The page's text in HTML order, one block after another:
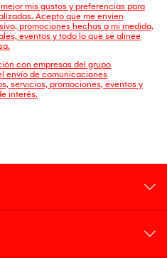
mis gustos y preferencias para
Acepto que me envien
promociones hechas a mi medida,
eventos y todo lo que se alinee
con empresas del grupo
envío de comunicaciones
servicios, promociones, eventos y
interés.